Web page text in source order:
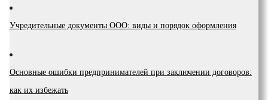
Учредительные документы ООО: виды и порядок оформления
Основные ошибки предпринимателей при заключении договоров:
как их избежать